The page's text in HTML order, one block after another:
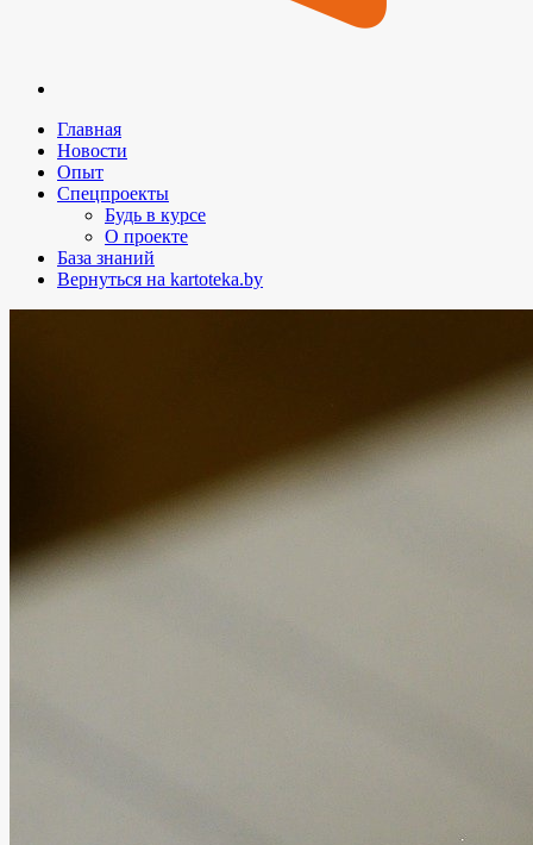
Главная
Новости
Опыт
Спецпроекты
Будь в курсе
О проекте
База знаний
Вернуться на kartoteka.by